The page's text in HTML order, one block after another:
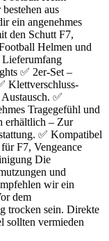
aus
ein angenehmes
den Schutt F7,
Helmen und
Lieferumfang
✅ 2er-Set –
Klettverschluss-
✅
Tragegefühl und
erhältlich – Zur
✅ Kompatibel
F7, Vengeance
Die
und
wir ein
dem
trocken sein. Direkte
sollten vermieden